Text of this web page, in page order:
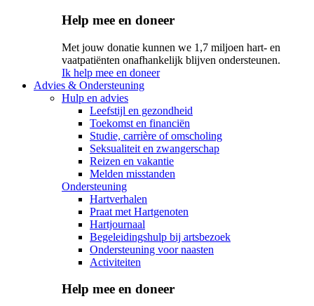
Help mee en doneer
Met jouw donatie kunnen we 1,7 miljoen hart- en
vaatpatiënten onafhankelijk blijven ondersteunen.
Ik help mee en doneer
Advies & Ondersteuning
Hulp en advies
Leefstijl en gezondheid
Toekomst en financiën
Studie, carrière of omscholing
Seksualiteit en zwangerschap
Reizen en vakantie
Melden misstanden
Ondersteuning
Hartverhalen
Praat met Hartgenoten
Hartjournaal
Begeleidingshulp bij artsbezoek
Ondersteuning voor naasten
Activiteiten
Help mee en doneer